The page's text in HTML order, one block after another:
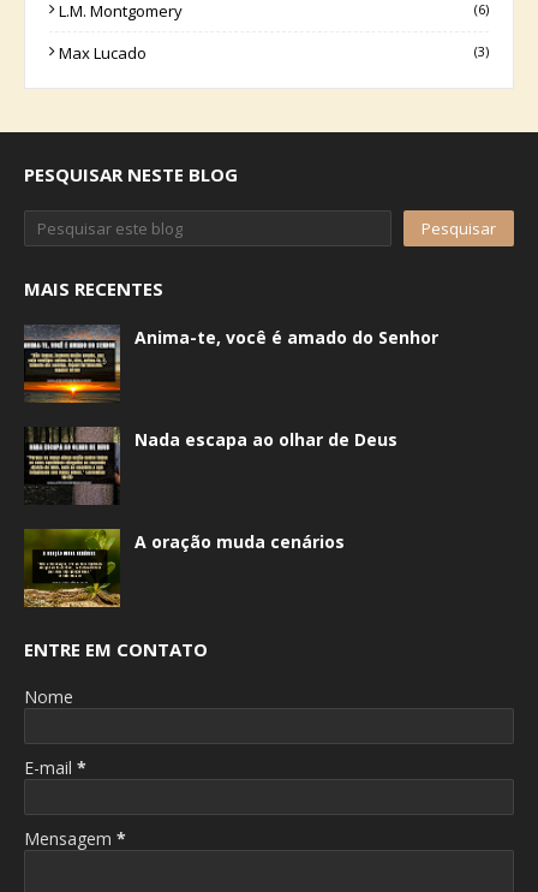
L.M. Montgomery (6)
Max Lucado (3)
PESQUISAR NESTE BLOG
MAIS RECENTES
Anima-te, você é amado do Senhor
Nada escapa ao olhar de Deus
A oração muda cenários
ENTRE EM CONTATO
Nome
E-mail *
Mensagem *